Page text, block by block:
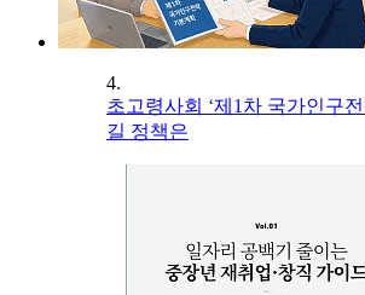
4.
초고령사회 ‘제1차 국가인구
길 정책은